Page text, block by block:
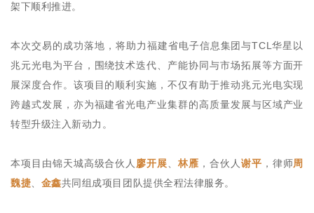
架下顺利推进。
本次交易的成功落地，将助力福建省电子信息集团与TCL华星以
兆元光电为平台，围绕技术迭代、产能协同与市场拓展等方面开
展深度合作。该项目的顺利实施，不仅有助于推动兆元光电实现
跨越式发展，亦为福建省光电产业集群的高质量发展与区域产业
转型升级注入新动力。
本项目由锦天城高级合伙人 廖开展 、林雁 ，合伙人 谢平 ，律师周
魏捷
金鑫共同组成项目团队提供全程法律服务。